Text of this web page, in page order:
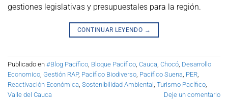
gestiones legislativas y presupuestales para la región.
CONTINUAR LEYENDO →
Publicado en #Blog Pacífico, Bloque Pacífico, Cauca, Chocó, Desarrollo
Economico, Gestión RAP, Pacífico Biodiverso, Pacífico Suena, PER,
Reactivación Económica, Sostenibilidad Ambiental , Turismo Pacífico,
Valle del Cauca
Deje un comentario